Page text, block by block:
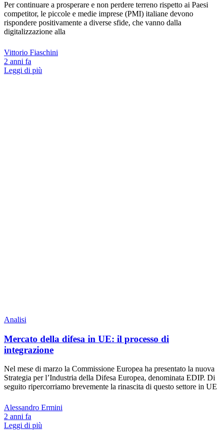
Per continuare a prosperare e non perdere terreno rispetto ai Paesi
competitor, le piccole e medie imprese (PMI) italiane devono
rispondere positivamente a diverse sfide, che vanno dalla
digitalizzazione alla
Vittorio Fiaschini
2 anni fa
Leggi di più
Analisi
Mercato della difesa in UE: il processo di
integrazione
Nel mese di marzo la Commissione Europea ha presentato la nuova
Strategia per l’Industria della Difesa Europea, denominata EDIP. Di
seguito ripercorriamo brevemente la rinascita di questo settore in UE
Alessandro Ermini
2 anni fa
Leggi di più